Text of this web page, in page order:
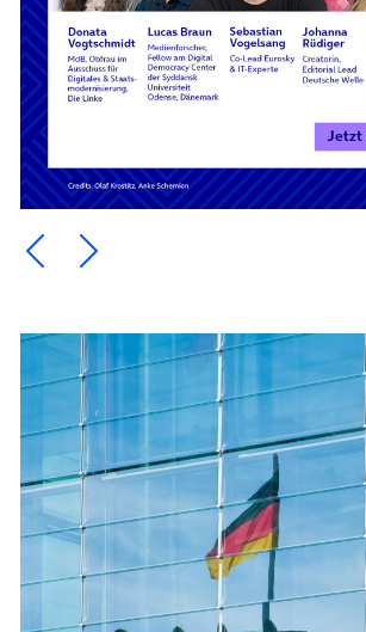
Ein Element zurück blättern
Ein Element weiter blättern